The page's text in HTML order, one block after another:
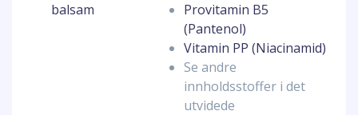
balsam
Provitamin B5
(Pantenol)
Vitamin PP (Niacinamid)
Se andre
innholdsstoffer i det
utvidede